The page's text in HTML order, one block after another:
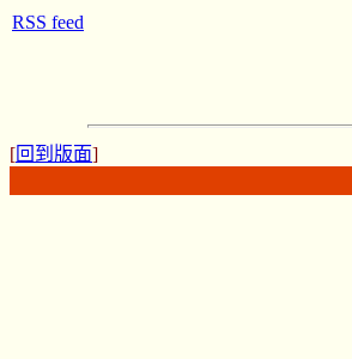
[回到版面]
RSS feed